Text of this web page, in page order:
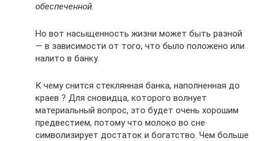
обеспеченной.
Но вот насыщенность жизни может быть разной
— в зависимости от того, что было положено или
налито в банку.
К чему снится стеклянная банка, наполненная до
краев ? Для сновидца, которого волнует
материальный вопрос, это будет очень хорошим
предвестием, потому что молоко во сне
символизирует достаток и богатство. Чем больше